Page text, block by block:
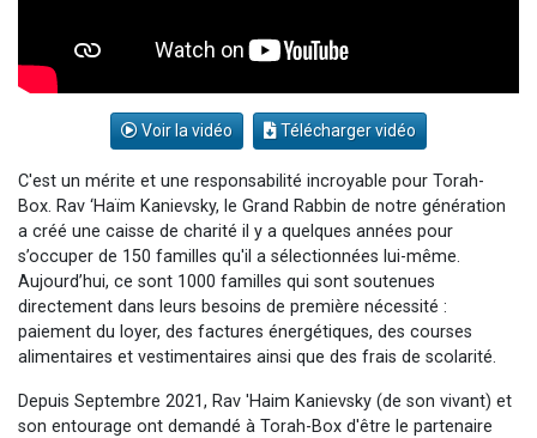
Voir la vidéo Télécharger vidéo
C'est un mérite et une responsabilité incroyable pour Torah-
Box. Rav ‘Haïm Kanievsky, le Grand Rabbin de notre génération
a créé une caisse de charité il y a quelques années pour
s’occuper de 150 familles qu'il a sélectionnées lui-même.
Aujourd’hui, ce sont 1000 familles qui sont soutenues
directement dans leurs besoins de première nécessité :
paiement du loyer, des factures énergétiques, des courses
alimentaires et vestimentaires ainsi que des frais de scolarité.
Depuis Septembre 2021, Rav 'Haim Kanievsky (de son vivant) et
son entourage ont demandé à Torah-Box d'être le partenaire